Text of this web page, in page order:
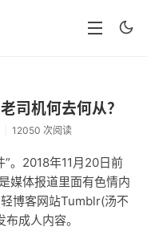
司机何去何从？
12050 次阅读
。2018年11月20日前
媒体报道里面有色情内
博客网站Tumblr(汤不
成人内容。